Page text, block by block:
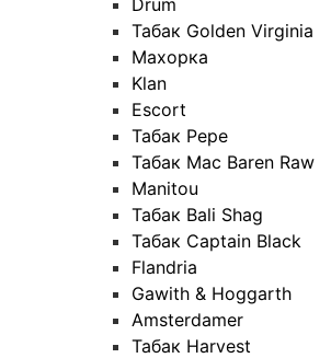
Табак Golden Virginia
Махорка
Klan
Escort
Табак Pepe
Табак Mac Baren Raw
Manitou
Табак Bali Shag
Табак Captain Black
Flandria
Gawith & Hoggarth
Amsterdamer
Табак Harvest